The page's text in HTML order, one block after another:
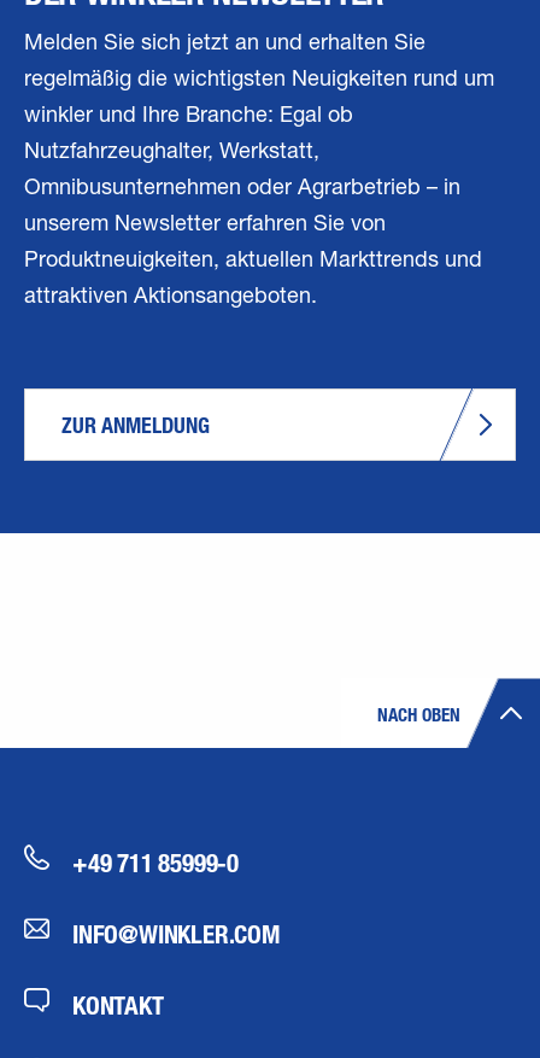
Melden Sie sich jetzt an und erhalten Sie
regelmäßig die wichtigsten Neuigkeiten rund um
winkler und Ihre Branche: Egal ob
Nutzfahrzeughalter, Werkstatt,
Omnibusunternehmen oder Agrarbetrieb – in
unserem Newsletter erfahren Sie von
Produktneuigkeiten, aktuellen Markttrends und
attraktiven Aktionsangeboten.
ZUR ANMELDUNG
NACH OBEN
+49 711 85999-0
INFO@WINKLER.COM
KONTAKT